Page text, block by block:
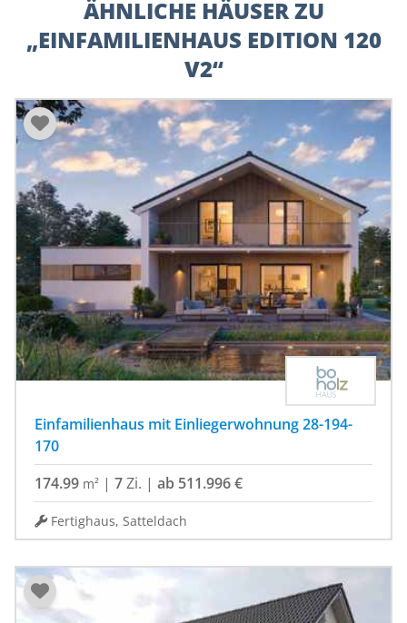
ÄHNLICHE HÄUSER ZU
„EINFAMILIENHAUS EDITION 120
V2“
Einfamilienhaus mit Einliegerwohnung 28-194-
170
174.99 m² | 7Zi. | ab 511.996 €
Fertighaus, Satteldach